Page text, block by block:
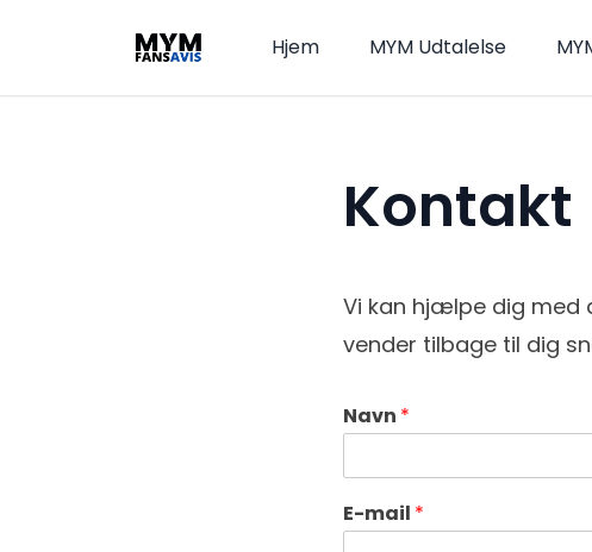
Hjem MYM Udtalelse
Kontakt
Vi kan hjælpe dig med
vender tilbage til dig
Navn *
E-mail *